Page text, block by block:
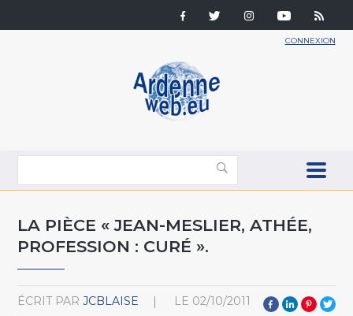
CONNEXION
LA PIÈCE « JEAN-MESLIER, ATHÉE,
PROFESSION : CURÉ ».
ÉCRIT PAR JCBLAISE LE 02/10/2011